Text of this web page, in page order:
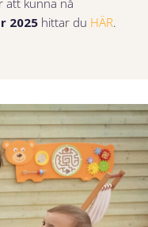
att kunna nå
2025 hittar du HÄR.